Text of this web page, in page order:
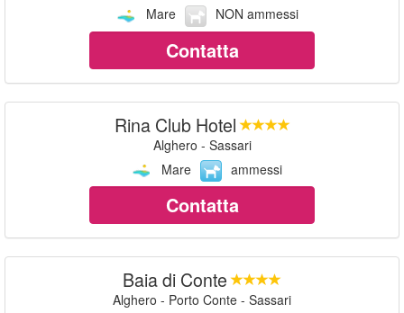
Mare
NON ammessi
Contatta
Rina Club Hotel
Alghero - Sassari
Mare
ammessi
Contatta
Baia di Conte
Alghero - Porto Conte - Sassari